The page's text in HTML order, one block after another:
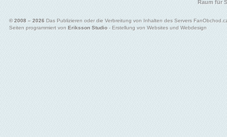
Raum für
© 2008 – 2026 Das Publizieren oder die Verbreitung von Inhalten des Servers
Seiten programmiert von Eriksson Studio- Erstellung von Websites und Webdesign